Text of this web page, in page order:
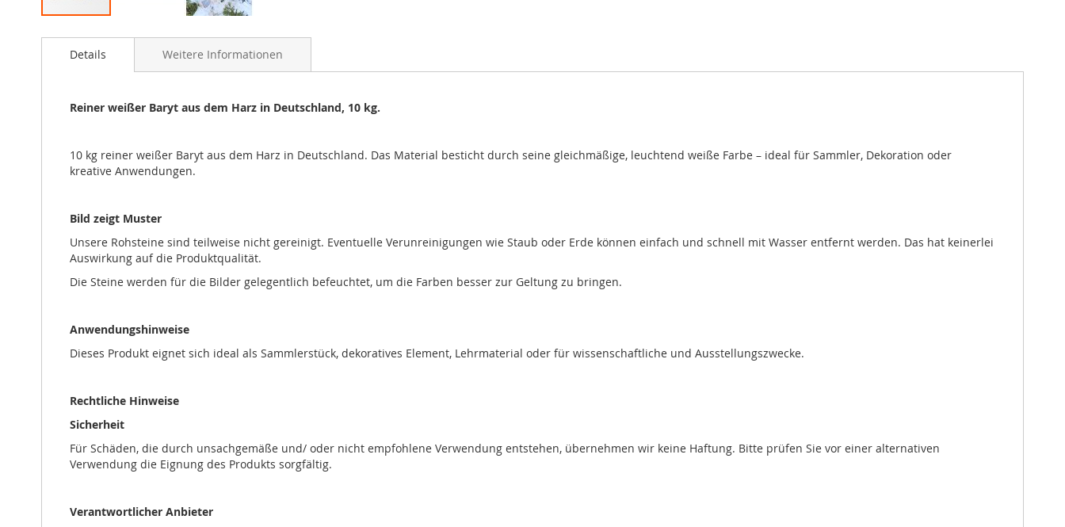
Anfang
Details
Reiner weißer Baryt aus dem Harz in Deutschland, 10 kg.
10 kg reiner weißer Baryt aus dem Harz in Deutschland. Das Material besticht durch seine gleichmäßige, leuchtend weiße Farbe – ideal für Sammler, Dekoration oder
kreative Anwendungen.
Bild zeigt Muster
Unsere Rohsteine sind teilweise nicht gereinigt. Eventuelle Verunreinigungen wie Staub oder Erde können einfach und schnell mit Wasser entfernt werden. Das hat keinerlei
Auswirkung auf die Produktqualität.
Die Steine werden für die Bilder gelegentlich befeuchtet, um die Farben besser zur Geltung zu bringen.
Anwendungshinweise
Dieses Produkt eignet sich ideal als Sammlerstück, dekoratives Element, Lehrmaterial oder für wissenschaftliche und Ausstellungszwecke.
Rechtliche Hinweise
Sicherheit
Für Schäden, die durch unsachgemäße und/ oder nicht empfohlene Verwendung entstehen, übernehmen wir keine Haftung. Bitte prüfen Sie vor einer alternativen
Verwendung die Eignung des Produkts sorgfältig.
Verantwortlicher Anbieter
Weitere Informationen